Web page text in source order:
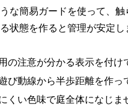
な簡易ガードを使って、触
状態を作ると管理が安定し
の注意が分かる表示を付け
び動線から半歩距離を作っ
くい色味で庭全体になじま